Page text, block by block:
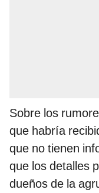
Sobre los
que habría
que no tienen
que los detalles
dueños de la